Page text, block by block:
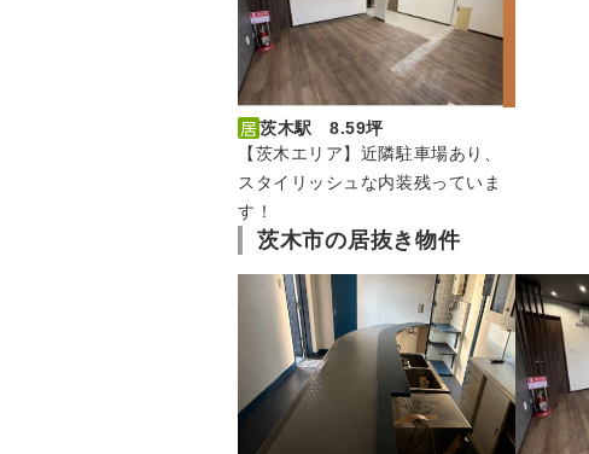
茨木駅 8.59坪
【茨木エリア】近隣駐車場あり、
スタイリッシュな内装残っていま
す！
茨木市の居抜き物件